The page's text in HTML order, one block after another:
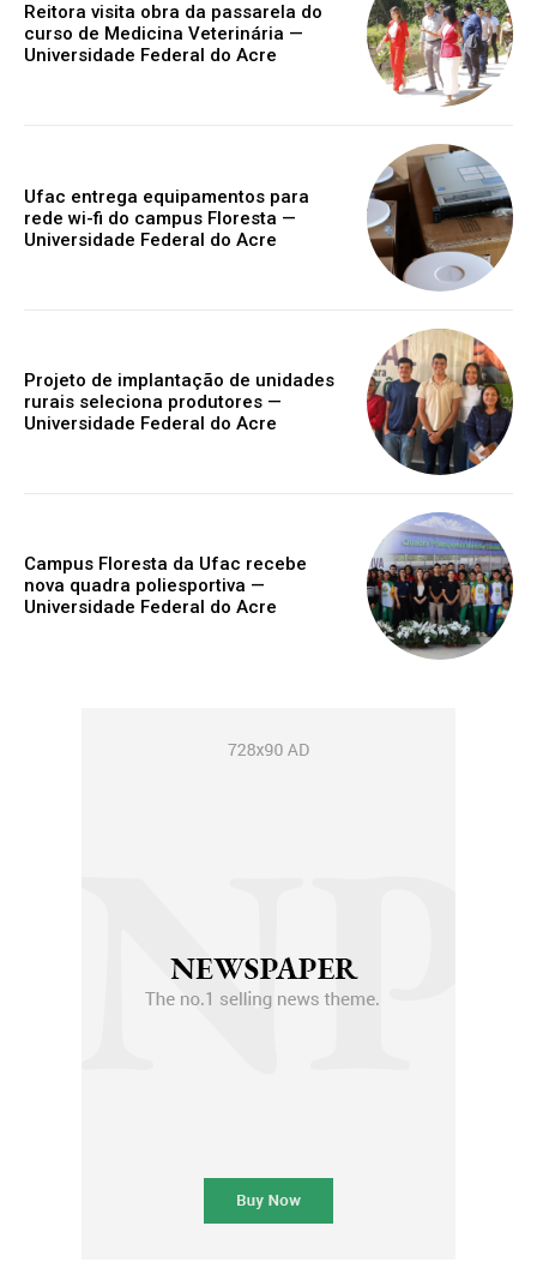
Reitora visita obra da passarela do
curso de Medicina Veterinária —
Universidade Federal do Acre
Ufac entrega equipamentos para
rede wi-fi do campus Floresta —
Universidade Federal do Acre
Projeto de implantação de unidades
rurais seleciona produtores —
Universidade Federal do Acre
Campus Floresta da Ufac recebe
nova quadra poliesportiva —
Universidade Federal do Acre